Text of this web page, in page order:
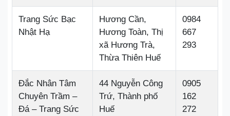
Trang Sức Bạc
Nhật Hạ
Hương Cần,
Hương Toàn, Thị
xã Hương Trà,
Thừa Thiên Huế
0984
667
293
Đắc Nhân Tâm
Chuyên Trầm –
Đá – Trang Sức
44 Nguyễn Công
Trứ, Thành phố
Huế
0905
162
272